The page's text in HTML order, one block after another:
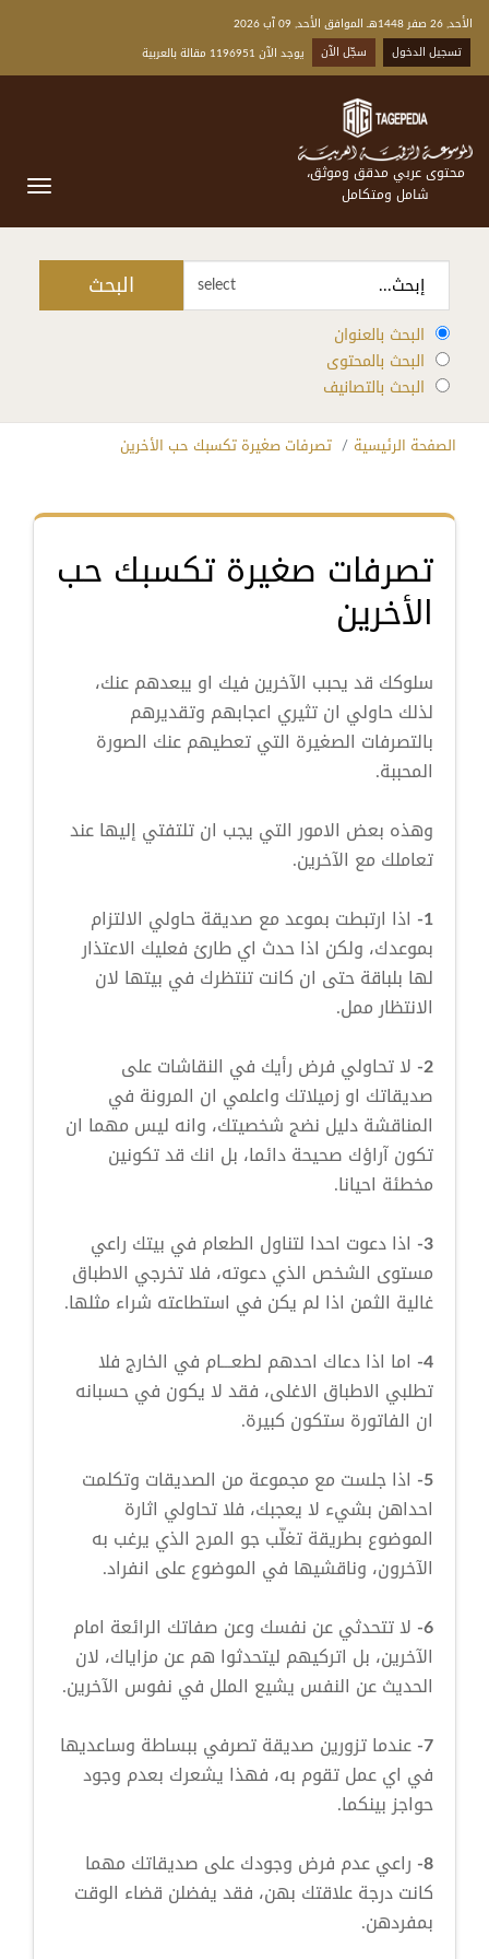
الأحد, 26 صفر 1448هـ الموافق الأحد, 09 آب 2026
تسجيل الدخول
سجّل الآن يوجد الآن 1196951 مقالة بالعربية
محتوى عربي مدقق وموثق،
شامل ومتكامل
select البحث
البحث بالعنوان
البحث بالمحتوى
البحث بالتصانيف
الصفحة الرئيسية تصرفات صغيرة تكسبك حب الأخرين
تصرفات صغيرة تكسبك حب
الأخرين
سلوكك قد يحبب الآخرين فيك او يبعدهم عنك،
لذلك حاولي ان تثيري اعجابهم وتقديرهم
بالتصرفات الصغيرة التي تعطيهم عنك الصورة
المحببة.
وهذه بعض الامور التي يجب ان تلتفتي إليها عند
تعاملك مع الآخرين.
1- اذا ارتبطت بموعد مع صديقة حاولي الالتزام
بموعدك، ولكن اذا حدث اي طارئ فعليك الاعتذار
لها بلباقة حتى ان كانت تنتظرك في بيتها لان
الانتظار ممل.
2- لا تحاولي فرض رأيك في النقاشات على
صديقاتك او زميلاتك واعلمي ان المرونة في
المناقشة دليل نضج شخصيتك، وانه ليس مهما ان
تكون آراؤك صحيحة دائما، بل انك قد تكونين
مخطئة احيانا.
3- اذا دعوت احدا لتناول الطعام في بيتك راعي
مستوى الشخص الذي دعوته، فلا تخرجي الاطباق
غالية الثمن اذا لم يكن في استطاعته شراء مثلها.
4- اما اذا دعاك احدهم لطعـــام في الخارج فلا
تطلبي الاطباق الاغلى، فقد لا يكون في حسبانه
ان الفاتورة ستكون كبيرة.
5- اذا جلست مع مجموعة من الصديقات وتكلمت
احداهن بشيء لا يعجبك، فلا تحاولي اثارة
الموضوع بطريقة تغلّب جو المرح الذي يرغب به
الآخرون، وناقشيها في الموضوع على انفراد.
6- لا تتحدثي عن نفسك وعن صفاتك الرائعة امام
الآخرين، بل اتركيهم ليتحدثوا هم عن مزاياك، لان
الحديث عن النفس يشيع الملل في نفوس الآخرين.
7- عندما تزورين صديقة تصرفي ببساطة وساعديها
في اي عمل تقوم به، فهذا يشعرك بعدم وجود
حواجز بينكما.
8- راعي عدم فرض وجودك على صديقاتك مهما
كانت درجة علاقتك بهن، فقد يفضلن قضاء الوقت
بمفردهن.